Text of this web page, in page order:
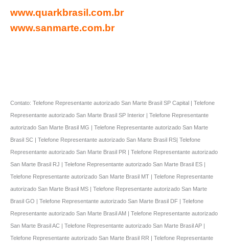
www.quarkbrasil.com.br
www.sanmarte.com.br
Contato: Telefone Representante autorizado San Marte Brasil SP Capital | Telefone
Representante autorizado San Marte Brasil SP Interior | Telefone Representante
autorizado San Marte Brasil MG | Telefone Representante autorizado San Marte
Brasil SC | Telefone Representante autorizado San Marte Brasil RS| Telefone
Representante autorizado San Marte Brasil PR | Telefone Representante autorizado
San Marte Brasil RJ | Telefone Representante autorizado San Marte Brasil ES |
Telefone Representante autorizado San Marte Brasil MT | Telefone Representante
autorizado San Marte Brasil MS | Telefone Representante autorizado San Marte
Brasil GO | Telefone Representante autorizado San Marte Brasil DF | Telefone
Representante autorizado San Marte Brasil AM | Telefone Representante autorizado
San Marte Brasil AC | Telefone Representante autorizado San Marte Brasil AP |
Telefone Representante autorizado San Marte Brasil RR | Telefone Representante